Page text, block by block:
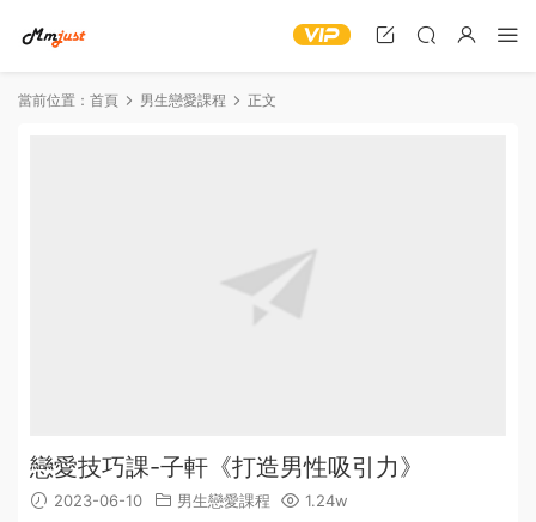
當前位置： 首頁 男生戀愛課程 正文
戀愛技巧課-子軒《打造男性吸引力》
2023-06-10 男生戀愛課程 1.24w